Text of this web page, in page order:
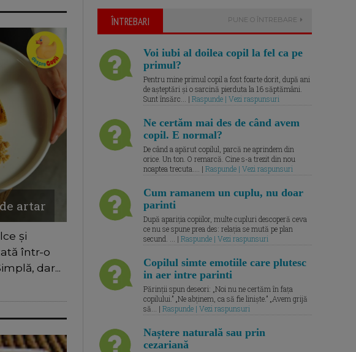
artar
și
într-o
dar...
ÎNTREBARI PUNE O ÎNTREBARE
Voi iubi al doilea copil la fel ca pe
primul?
Pentru mine primul copil a fost foarte dorit, după ani
de așteptări și o sarcină pierduta la 16 săptămâni.
Sunt însărc... | Raspunde | Vezi raspunsuri
Ne certăm mai des de când avem
copil. E normal?
De când a apărut copilul, parcă ne aprindem din
orice. Un ton. O remarcă. Cine s-a trezit din nou
noaptea trecuta.... | Raspunde | Vezi raspunsuri
Cum ramanem un cuplu, nu doar
parinti
După apariția copiilor, multe cupluri descoperă ceva
ce nu se spune prea des: relația se mută pe plan
secund. ... | Raspunde | Vezi raspunsuri
Copilul simte emotiile care plutesc
in aer intre parinti
Părinții spun deseori: „Noi nu ne certăm în fața
copilului.” „Ne abținem, ca să fie liniște.” „Avem grijă
să... | Raspunde | Vezi raspunsuri
Naștere naturală sau prin
cezariană